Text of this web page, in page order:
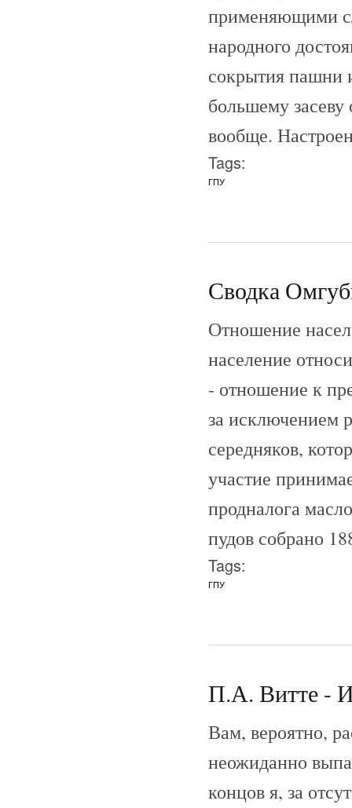
применяющими
народного
сокрытия пашни
большему
вообще.
Tags:
ГПУ
Сводка
Отношение
население
- отношение к
за исключением
середняков,
участие
продналога
пудов собрано
Tags:
ГПУ
П.А. Витте -
Вам, вероятно,
неожиданно
концов я, за